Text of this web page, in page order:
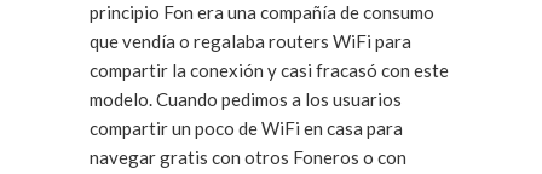
principio Fon era una compañía de consumo
que vendía o regalaba routers WiFi para
compartir la conexión y casi fracasó con este
modelo. Cuando pedimos a los usuarios
compartir un poco de WiFi en casa para
navegar gratis con otros Foneros o con